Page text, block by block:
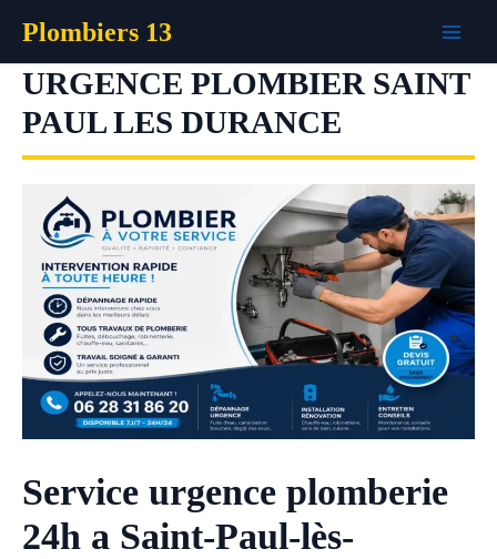
contenu
Plombiers 13
URGENCE PLOMBIER SAINT
PAUL LES DURANCE
Service urgence plomberie
24h a Saint-Paul-lès-